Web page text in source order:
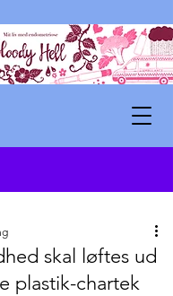
skal løftes ud
plastik-chartek